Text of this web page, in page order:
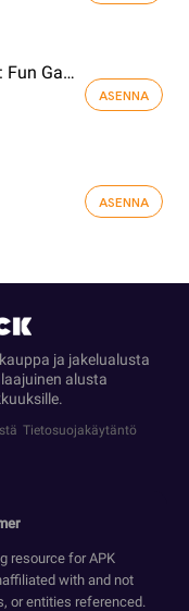
Say The Word On Beat: Fun Game
ASENNA
ASENNA
ja jakelualusta
alusta
Tietosuojakäytäntö
resource for APK
with and not
or entities referenced.